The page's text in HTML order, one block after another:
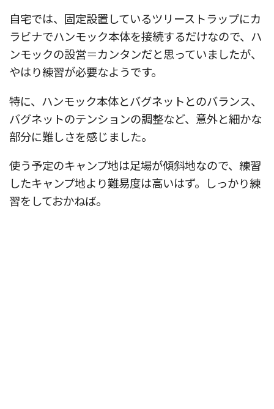
自宅では、固定設置しているツリーストラップにカ
ラビナでハンモック本体を接続するだけなので、ハ
ンモックの設営＝カンタンだと思っていましたが、
やはり練習が必要なようです。
特に、ハンモック本体とバグネットとのバランス、
バグネットのテンションの調整など、意外と細かな
部分に難しさを感じました。
使う予定のキャンプ地は足場が傾斜地なので、練習
したキャンプ地より難易度は高いはず。しっかり練
習をしておかねば。